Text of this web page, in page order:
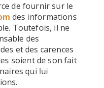
de fournir sur le
des informations
Toutefois, il ne
des
et des carences
soient de son fait
qui lui